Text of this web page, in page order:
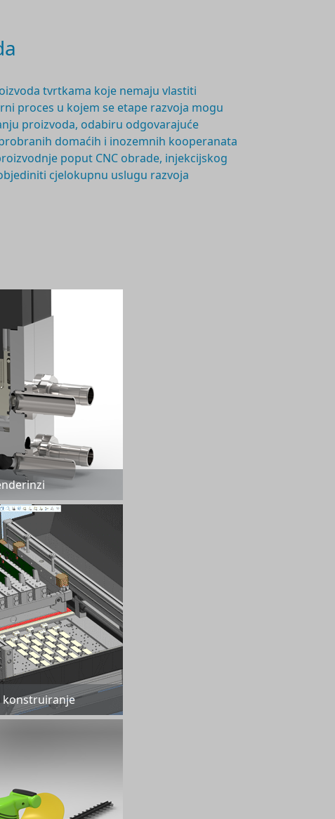
tvrtkama koje nemaju vlastiti
proces u kojem se etape razvoja mogu
proizvoda, odabiru odgovarajuće
domaćih i inozemnih kooperanata
poput CNC obrade, injekcijskog
cjelokupnu uslugu razvoja
konstruiranje